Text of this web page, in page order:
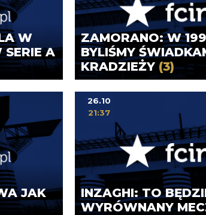
W
A
ZAMORANO: W
BYLIŚMY
KRADZIEŻY (3)
JAK
INZAGHI: TO
WYRÓWNANY
26.10
21:37